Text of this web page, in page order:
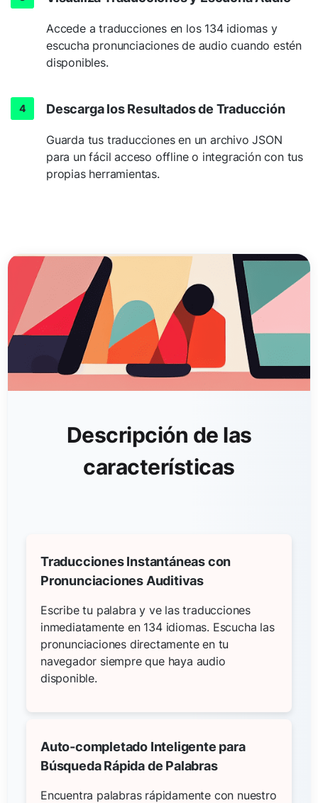
Accede a traducciones en los 134 idiomas y
escucha pronunciaciones de audio cuando estén
disponibles.
Descarga los Resultados de Traducción
Guarda tus traducciones en un archivo JSON
para un fácil acceso offline o integración con tus
propias herramientas.
Descripción de las
características
Traducciones Instantáneas con
Pronunciaciones Auditivas
Escribe tu palabra y ve las traducciones
inmediatamente en 134 idiomas. Escucha las
pronunciaciones directamente en tu
navegador siempre que haya audio
disponible.
Auto-completado Inteligente para
Búsqueda Rápida de Palabras
Encuentra palabras rápidamente con nuestro